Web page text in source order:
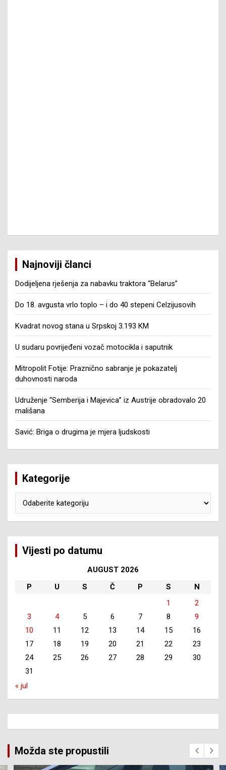
Najnoviji članci
Dodijeljena rješenja za nabavku traktora “Belarus”
Do 18. avgusta vrlo toplo – i do 40 stepeni Celzijusovih
Kvadrat novog stana u Srpskoj 3.193 KM
U sudaru povrijeđeni vozač motocikla i saputnik
Mitropolit Fotije: Praznično sabranje je pokazatelj
duhovnosti naroda
Udruženje “Semberija i Majevica” iz Austrije obradovalo 20
mališana
Savić: Briga o drugima je mjera ljudskosti
Kategorije
Vijesti po datumu
AUGUST 2026
P
U S Č P S
N
1
2
3
4 5 6 7 8
9
10
11 12 13 14 15
16
17
18 19 20 21 22
23
24
25 26 27 28 29
30
31
« jul
Možda ste propustili